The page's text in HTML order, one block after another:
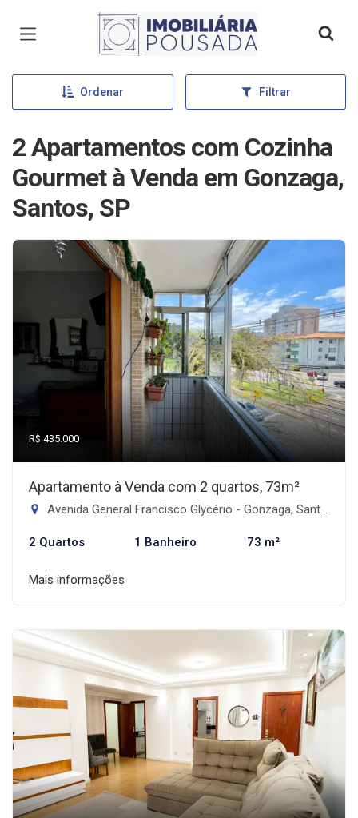
Página inicial
Ordenar Filtrar
2 Apartamentos com Cozinha
Gourmet à Venda em Gonzaga,
Santos, SP
R$ 435.000
Apartamento à Venda com 2 quartos, 73m²
Avenida General Francisco Glycério - Gonzaga, Santos-SP
2 Quartos 1 Banheiro 73 m²
Mais informações